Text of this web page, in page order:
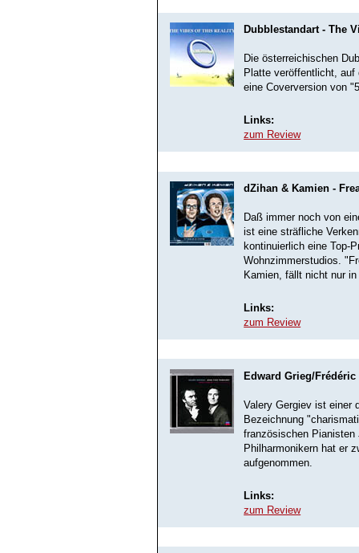
Dubblestandart - The
Die österreichischen
Platte veröffentlicht, auf
eine Coverversion von
Links:
zum Review
dZihan & Kamien -
Daß immer noch von
ist eine sträfliche
kontinuierlich eine Top-
Wohnzimmerstudios.
Kamien, fällt nicht nur
Links:
zum Review
Edward Grieg/
Valery Gergiev ist einer
Bezeichnung
französischen Pianisten
Philharmonikern hat er
aufgenommen.
Links:
zum Review